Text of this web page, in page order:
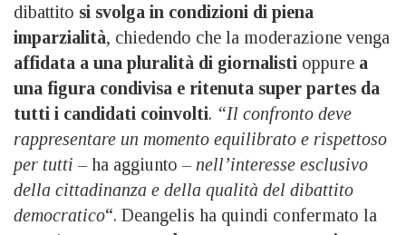
dibattito si svolga in condizioni di piena
imparzialità, chiedendo che la moderazione venga
affidata a una pluralità di giornalisti oppure a
una figura condivisa e ritenuta super partes da
tutti i candidati coinvolti. “Il confronto deve
rappresentare un momento equilibrato e rispettoso
per tutti – ha aggiunto – nell’interesse esclusivo
della cittadinanza e della qualità del dibattito
democratico“. Deangelis ha quindi confermato la